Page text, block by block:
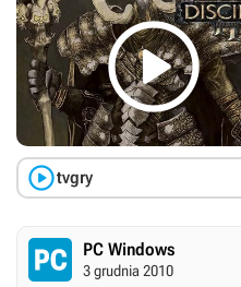

tvgry
PC Windows
3 grudnia 2010